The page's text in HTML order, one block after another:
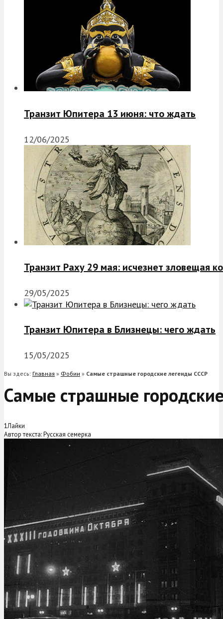
Транзит Юпитера 13 июня: что ждать
12/06/2025
Транзит Раху 29 мая: исчезнет зловещая
29/05/2025
Транзит Юпитера в Близнецы: чего ждать
15/05/2025
Вы здесь: Главная » Фобии » Самые страшные городские легенды СССР
Самые страшные
1Лайки
Автор текста: Русская семерка